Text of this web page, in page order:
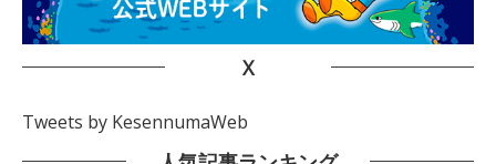
X
Tweets by KesennumaWeb